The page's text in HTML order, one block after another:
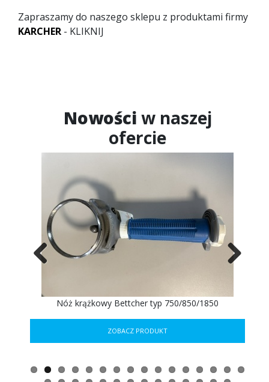
Zapraszamy do naszego sklepu z produktami firmy
KARCHER - KLIKNIJ
Nowości w naszej
ofercie
Nóż krążkowy Bettcher typ 750/850/1850
ZOBACZ PRODUKT